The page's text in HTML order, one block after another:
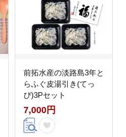
前拓水産の淡路島3年と
らふぐ皮湯引き(てっ
ぴ)3Pセット
7,000円